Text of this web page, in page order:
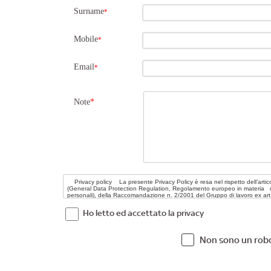
Surname*
Mobile*
Email*
Note*
Ho letto ed accettato la privacy
Non sono un